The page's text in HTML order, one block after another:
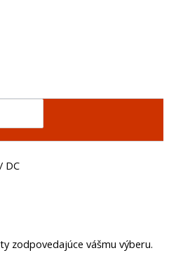
DC
zodpovedajúce vášmu výberu.